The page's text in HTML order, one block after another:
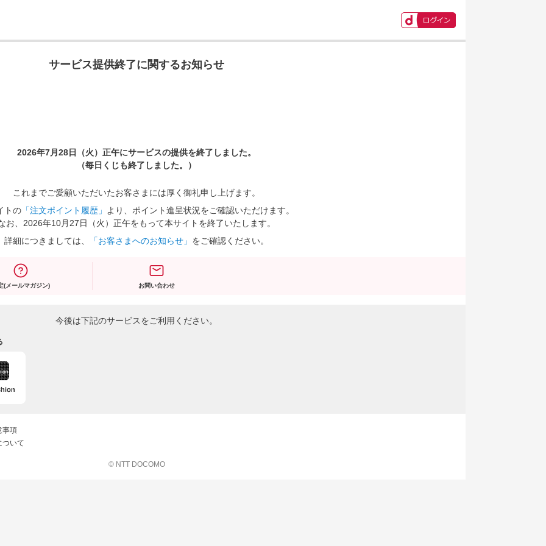
サービス提供終了に関するお知らせ
2026年7月28日（火）正午にサービスの提供を終了しました。
（毎日くじも終了しました。）
これまでご愛顧いただいたお客さまには厚く御礼申し上げます。
トの 「注文ポイント履歴」
より、ポイント進呈状況をご確認いただけます。
お、2026年10月27日（火）正午をもって本サイトを終了いたします。
詳細につきましては、
「お客さまへのお知らせ」 をご確認ください。
(メールマガジン) お問い合わせ
今後は下記のサービスをご利用ください。
事項
ついて
© NTT DOCOMO